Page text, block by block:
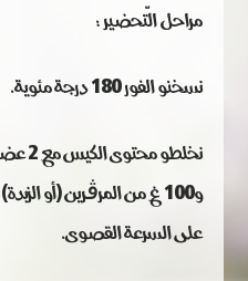
مراحل التّحضير :
نسخنو الفور 180 درجة مئوية.
على السرعة القصوى.